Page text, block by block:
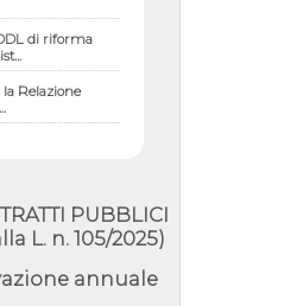
bando della
da
PUBBLICI
L. n. 105/2025)
annuale